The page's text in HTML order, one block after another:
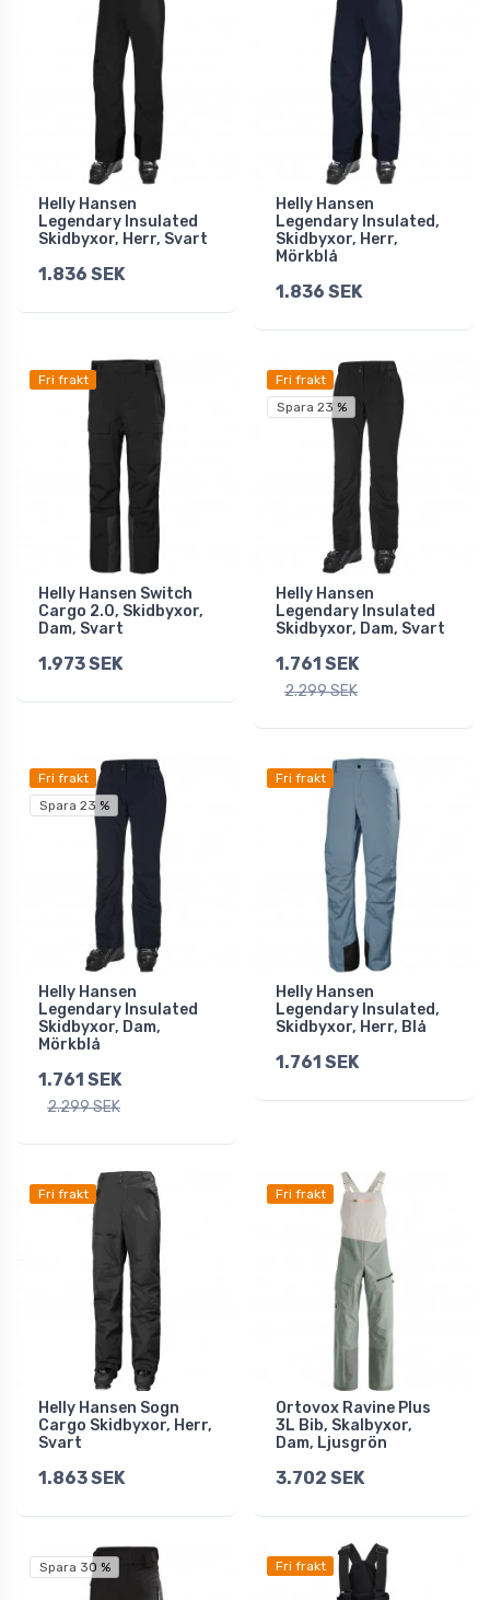
Helly Hansen
Legendary Insulated
Skidbyxor, Herr, Svart
1.836 SEK
Helly Hansen
Legendary Insulated,
Skidbyxor, Herr,
Mörkblå
1.836 SEK
Fri frakt
Helly Hansen Switch
Cargo 2.0, Skidbyxor,
Dam, Svart
1.973 SEK
Fri frakt
Spara 23 %
Helly Hansen
Legendary Insulated
Skidbyxor, Dam, Svart
1.761 SEK
2.299 SEK
Fri frakt
Spara 23 %
Helly Hansen
Legendary Insulated
Skidbyxor, Dam,
Mörkblå
1.761 SEK
2.299 SEK
Fri frakt
Helly Hansen
Legendary Insulated,
Skidbyxor, Herr, Blå
1.761 SEK
Fri frakt
Helly Hansen Sogn
Cargo Skidbyxor, Herr,
Svart
1.863 SEK
Fri frakt
Ortovox Ravine Plus
3L Bib, Skalbyxor,
Dam, Ljusgrön
3.702 SEK
Spara 30 % Fri frakt